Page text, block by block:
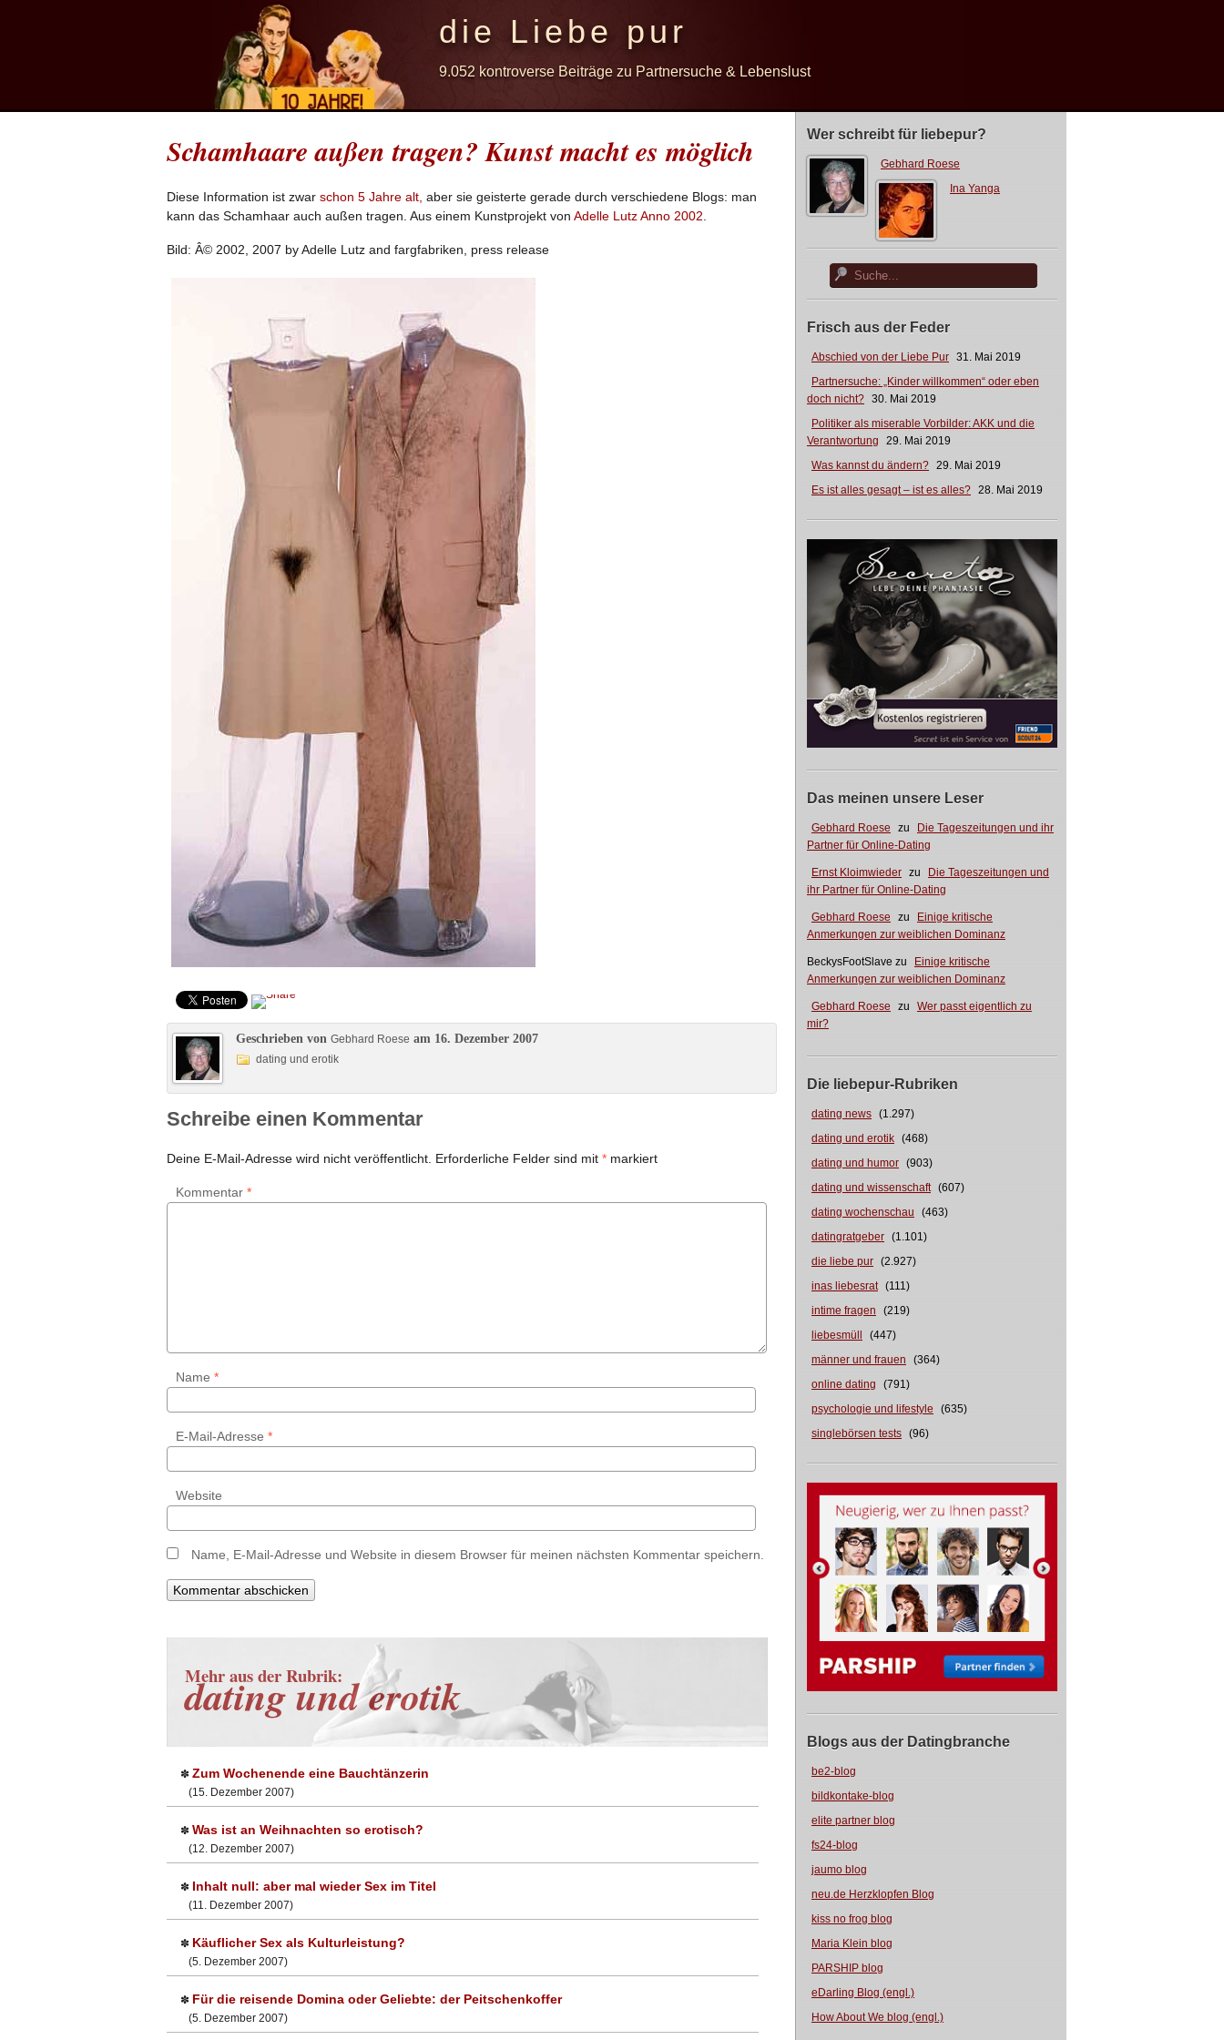
die Liebe pur
9.052 kontroverse Beiträge zu Partnersuche & Lebenslust
Wer schreibt für liebepur?
Gebhard Roese
Ina Yanga
Frisch aus der Feder
Abschied von der Liebe Pur 31. Mai 2019
Partnersuche: „Kinder willkommen“ oder eben
doch nicht? 30. Mai 2019
Politiker als miserable Vorbilder: AKK und die
Verantwortung
29. Mai 2019
Was kannst du ändern? 29. Mai 2019
Es ist alles gesagt – ist es alles? 28. Mai 2019
Das meinen unsere Leser
Gebhard Roese zu
Die Tageszeitungen und ihr
Partner für Online-Dating
Ernst Kloimwieder zu
Die Tageszeitungen und
ihr Partner für Online-Dating
Gebhard Roese zu
Einige kritische
Anmerkungen zur weiblichen Dominanz
BeckysFootSlave zu
Einige kritische
Anmerkungen zur weiblichen Dominanz
Gebhard Roese zu
Wer passt eigentlich zu
mir?
Die liebepur-Rubriken
dating news (1.297)
dating und erotik (468)
dating und humor (903)
dating und wissenschaft (607)
dating wochenschau
(463)
datingratgeber (1.101)
die liebe pur (2.927)
inas liebesrat (111)
intime fragen
(219)
liebesmüll
(447)
männer und frauen
(364)
online dating
(791)
psychologie und lifestyle
(635)
singlebörsen tests (96)
Blogs aus der Datingbranche
be2-blog
bildkontake-blog
elite partner blog
fs24-blog
jaumo blog
neu.de Herzklopfen Blog
kiss no frog blog
Maria Klein blog
PARSHIP blog
eDarling Blog (engl.)
How About We blog (engl.)
Schamhaare außen tragen? Kunst macht es möglich
Diese Information ist zwar schon 5 Jahre alt, aber sie geisterte gerade durch verschiedene Blogs: man
kann das Schamhaar auch außen tragen. Aus einem Kunstprojekt von Adelle Lutz Anno 2002
Bild: Â© 2002, 2007 by Adelle Lutz and fargfabriken, press release
Geschrieben von Gebhard Roese am 16. Dezember 2007
dating und erotik
Schreibe einen Kommentar
Deine E-Mail-Adresse wird nicht veröffentlicht. Erforderliche Felder sind mit * markiert
Kommentar *
Name *
E-Mail-Adresse *
Website
Name, E-Mail-Adresse und Website in diesem Browser für meinen nächsten Kommentar speichern.
Mehr aus der Rubrik:
dating und erotik
✽ Zum Wochenende eine Bauchtänzerin
(15. Dezember 2007)
✽ Was ist an Weihnachten so erotisch?
(12. Dezember 2007)
✽ Inhalt null: aber mal wieder Sex im Titel
(11. Dezember 2007)
✽ Käuflicher Sex als Kulturleistung?
(5. Dezember 2007)
✽ Für die reisende Domina oder Geliebte: der Peitschenkoffer
(5. Dezember 2007)